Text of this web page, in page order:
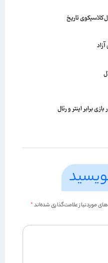
تاریخ
برابر اینتر و رئال
علامت‌گذاری شده‌اند*